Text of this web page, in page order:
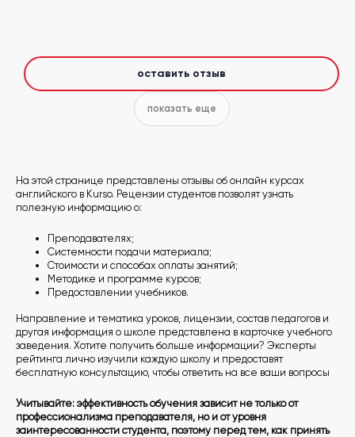
выборе?
показать еще
оставить отзыв
На этой странице представлены отзывы об онлайн курсах
английского в Kurso. Рецензии студентов позволят узнать
полезную информацию о:
Преподавателях;
Системности подачи материала;
Стоимости и способах оплаты занятий;
Методике и программе курсов;
Предоставлении учебников.
Направление и тематика уроков, лицензии, состав педагогов и
другая информация о школе представлена в карточке учебного
заведения. Хотите получить больше информации? Эксперты
рейтинга лично изучили каждую школу и предоставят
бесплатную консультацию, чтобы ответить на все ваши вопросы
Учитывайте: эффективность обучения зависит не только от
профессионализма преподавателя, но и от уровня
заинтересованности студента, поэтому перед тем, как принять